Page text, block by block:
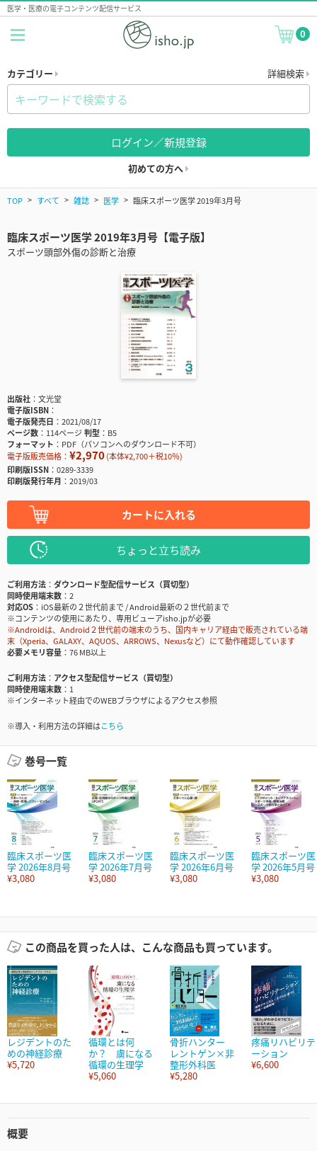
医学・医療の電子コンテンツ配信サービス
0
カテゴリー 詳細検索
ログイン／新規登録
初めての方へ
TOP すべて 雑誌 医学 臨床スポーツ医学 2019年3月号
臨床スポーツ医学 2019年3月号【電子版】
スポーツ頭部外傷の診断と治療
出版社
文光堂
電子版ISBN
電子版発売日
2021/08/17
ページ数
114ページ判型
B5
フォーマット
PDF（パソコンへのダウンロード不可）
電子版販売価格： ¥2,970(本体¥2,700＋税10％)
印刷版ISSN
0289-3339
印刷版発行年月
2019/03
カートに入れる
ちょっと立ち読み
ご利用方法
ダウンロード型配信サービス（買切型）
同時使用端末数
2
対応OS
iOS最新の２世代前まで / Android最新の２世代前まで
※コンテンツの使用にあたり、専用ビューアisho.jpが必要
※Androidは、Android２世代前の端末のうち、国内キャリア経由で販売されている端
末（Xperia、GALAXY、AQUOS、ARROWS、Nexusなど）にて動作確認しています
必要メモリ容量
76 MB以上
ご利用方法
アクセス型配信サービス（買切型）
同時使用端末数
1
※インターネット経由でのWEBブラウザによるアクセス参照
※導入・利用方法の詳細はこちら
巻号一覧
臨床スポーツ医
学 2026年8月号
¥3,080
臨床スポーツ医
学 2026年7月号
¥3,080
臨床スポーツ医
学 2026年6月号
¥3,080
臨床スポーツ医
学 2026年5月号
¥3,080
この商品を買った人は、こんな商品も買っています。
レジデントのた
めの神経診療
¥5,720
循環とは何
か？ 虜になる
循環の生理学
¥5,060
骨折ハンター
レントゲン×非
整形外科医
¥5,280
疼痛リハビリテ
ーション
¥6,600
概要